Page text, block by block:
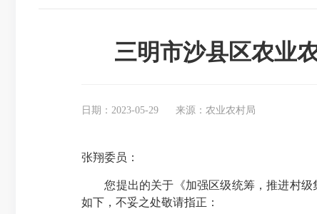
三明市沙县区农业
日期：2023-05-29 来源：农业农村局
张翔委员：
您提出的关于《加强区级统筹，推进村级
如下，不妥之处敬请指正：